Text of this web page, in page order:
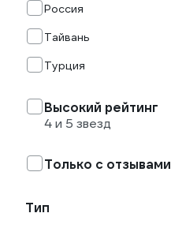
Россия
Тайвань
Турция
Высокий рейтинг
4 и 5 звезд
Только с отзывами
Тип